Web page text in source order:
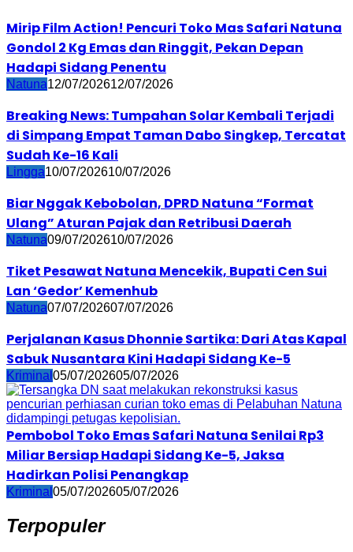
Mirip Film Action! Pencuri Toko Mas Safari Natuna
Gondol 2 Kg Emas dan Ringgit, Pekan Depan
Hadapi Sidang Penentu
Natuna12/07/202612/07/2026
Breaking News: Tumpahan Solar Kembali Terjadi
di Simpang Empat Taman Dabo Singkep, Tercatat
Sudah Ke-16 Kali
Lingga10/07/202610/07/2026
Biar Nggak Kebobolan, DPRD Natuna “Format
Ulang” Aturan Pajak dan Retribusi Daerah
Natuna09/07/202610/07/2026
Tiket Pesawat Natuna Mencekik, Bupati Cen Sui
Lan ‘Gedor’ Kemenhub
Natuna07/07/202607/07/2026
Perjalanan Kasus Dhonnie Sartika: Dari Atas Kapal
Sabuk Nusantara Kini Hadapi Sidang Ke-5
Kriminal 05/07/202605/07/2026
Pembobol Toko Emas Safari Natuna Senilai Rp3
Miliar Bersiap Hadapi Sidang Ke-5, Jaksa
Hadirkan Polisi Penangkap
Kriminal 05/07/202605/07/2026
Terpopuler